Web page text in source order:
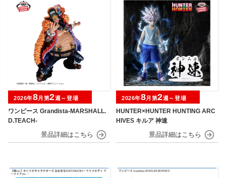
ワンピース Grandista-MARSHALL.
D.TEACH-
2026年8月第2週～登場
HUNTER×HUNTER HUNTING ARC
HIVES キルア 神速
2026年8月第2週～登場